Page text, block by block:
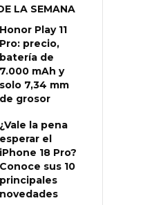
LA SEMANA
Honor Play 11
Pro: precio,
batería de
7.000 mAh y
solo 7,34 mm
de grosor
¿Vale la pena
esperar el
iPhone 18 Pro?
Conoce sus 10
principales
novedades